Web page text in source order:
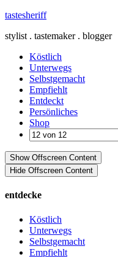
tastesheriff
stylist . tastemaker . blogger
Köstlich
Unterwegs
Selbstgemacht
Empfiehlt
Entdeckt
Persönliches
Shop
Show Offscreen Content
Hide Offscreen Content
entdecke
Köstlich
Unterwegs
Selbstgemacht
Empfiehlt